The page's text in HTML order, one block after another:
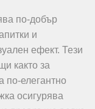
по-добър
и
ефект. Тези
както за
по-елегантно
осигурява